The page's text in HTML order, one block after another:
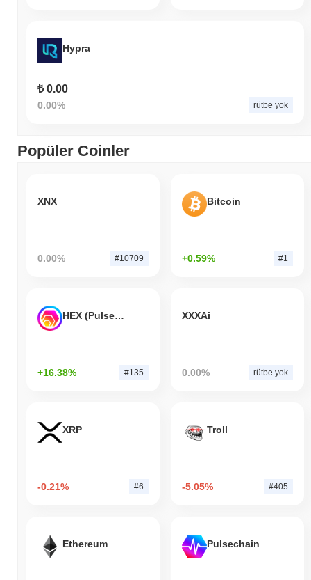
Hypra
₺ 0.00
0.00% rütbe yok
Popüler Coinler
XNX
0.00% #10709
Bitcoin
+0.59% #1
HEX (Pulsechain)
+16.38% #135
XXXAi
0.00% rütbe yok
XRP
-0.21% #6
Troll
-5.05% #405
Ethereum Pulsechain